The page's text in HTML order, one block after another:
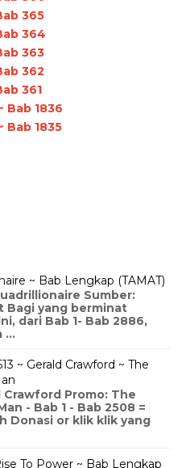
365
364
363
362
361
Bab 1836
Bab 1835
~ Bab Lengkap (TAMAT)
Sumber:
Bagi yang berminat
dari Bab 1- Bab 2886,
...
~ Gerald Crawford ~ The
Crawford Promo: The
- Bab 1 - Bab 2508 =
Donasi or klik klik yang
To Power ~ Bab Lengkap